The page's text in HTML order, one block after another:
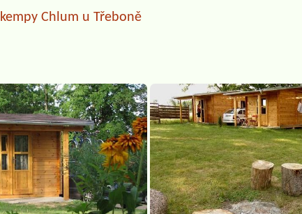
kempy Chlum u Třeboně